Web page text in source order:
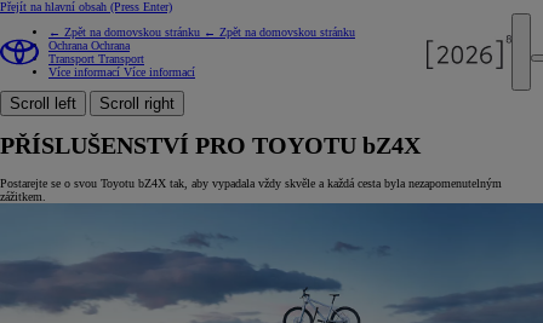
Přejít na hlavní obsah (Press Enter)
← Zpět na domovskou stránku ← Zpět na domovskou stránku
Ochrana Ochrana
Transport Transport
Více informací Více informací
Scroll left Scroll right
PŘÍSLUŠENSTVÍ PRO TOYOTU bZ4X
Postarejte se o svou Toyotu bZ4X tak, aby vypadala vždy skvěle a každá cesta byla nezapomenutelným
zážitkem.